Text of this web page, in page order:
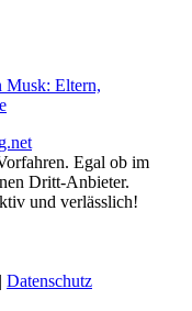
Musk: Eltern,
Egal ob im
Dritt-Anbieter.
und verlässlich!
| Datenschutz